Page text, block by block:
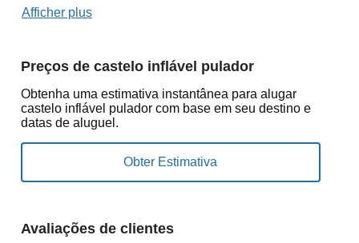
Afficher plus
Preços de castelo inflável pulador
Obtenha uma estimativa instantânea para alugar
castelo inflável pulador com base em seu destino e
datas de aluguel.
Avaliações de clientes